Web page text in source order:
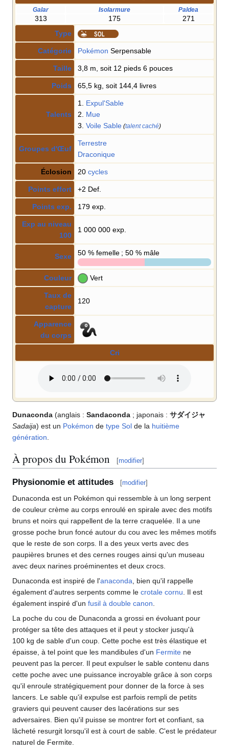
Galar Isolarmure Paldea
313 175
271
Type
Catégorie Pokémon Serpensable
Taille 3,8 m, soit 12 pieds 6 pouces
Poids 65,5 kg, soit 144,4 livres
Talents
1. Expul'Sable
2. Mue
3. Voile Sable (talent caché)
Groupes d'Œuf
Terrestre
Draconique
Éclosion 20 cycles
Points effort +2 Def.
Points exp. 179 exp.
Exp au niveau
100
1 000 000 exp.
Sexe 50 % femelle ; 50 % mâle
Couleur Vert
Taux de
capture
120
Apparence
du corps
Cri
Dunaconda (anglais : Sandaconda ; japonais : サダイジャ
Sadaija) est un Pokémon de type Sol de la huitième
génération
À propos du Pokémon [modifier]
Physionomie et attitudes [modifier]
Dunaconda est un Pokémon qui ressemble à un long serpent
de couleur crème au corps enroulé en spirale avec des motifs
bruns et noirs qui rappellent de la terre craquelée. Il a une
grosse poche brun foncé autour du cou avec les mêmes motifs
que le reste de son corps. Il a des yeux verts avec des
paupières brunes et des cernes rouges ainsi qu'un museau
avec deux narines proéminentes et deux crocs.
Dunaconda est inspiré de l'anaconda , bien qu'il rappelle
également d'autres serpents comme le crotale cornu . Il est
également inspiré d'un fusil à double canon
La poche du cou de Dunaconda a grossi en évoluant pour
protéger sa tête des attaques et il peut y stocker jusqu'à
100 kg de sable d'un coup. Cette poche est très élastique et
épaisse, à tel point que les mandibules d'un Fermite ne
peuvent pas la percer. Il peut expulser le sable contenu dans
cette poche avec une puissance incroyable grâce à son corps
qu'il enroule stratégiquement pour donner de la force à ses
lancers. Le sable qu'il expulse est parfois rempli de petits
graviers qui peuvent causer des lacérations sur ses
adversaires. Bien qu'il puisse se montrer fort et confiant, sa
lâcheté resurgit lorsqu'il est à court de sable. C'est le prédateur
naturel de Fermite.